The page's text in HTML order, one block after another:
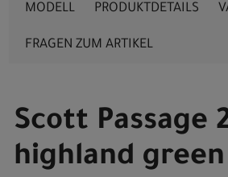
MODELL PRODUKTDETAILS
FRAGEN ZUM ARTIKEL
Scott Passage
highland green